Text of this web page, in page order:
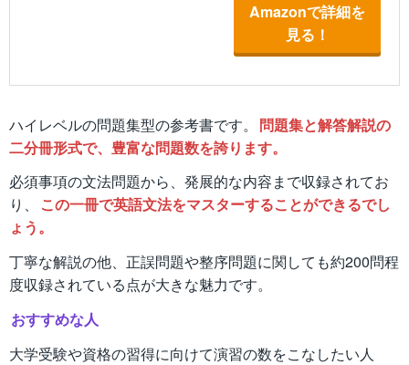
Amazonで詳細を
見る！
ハイレベルの問題集型の参考書です。
問題集と解答解説の
二分冊形式で、豊富な問題数を誇ります。
必須事項の文法問題から、発展的な内容まで収録されてお
り、
この一冊で英語文法をマスターすることができるでし
ょう。
丁寧な解説の他、正誤問題や整序問題に関しても約200問程
度収録されている点が大きな魅力です。
おすすめな人
大学受験や資格の習得に向けて演習の数をこなしたい人